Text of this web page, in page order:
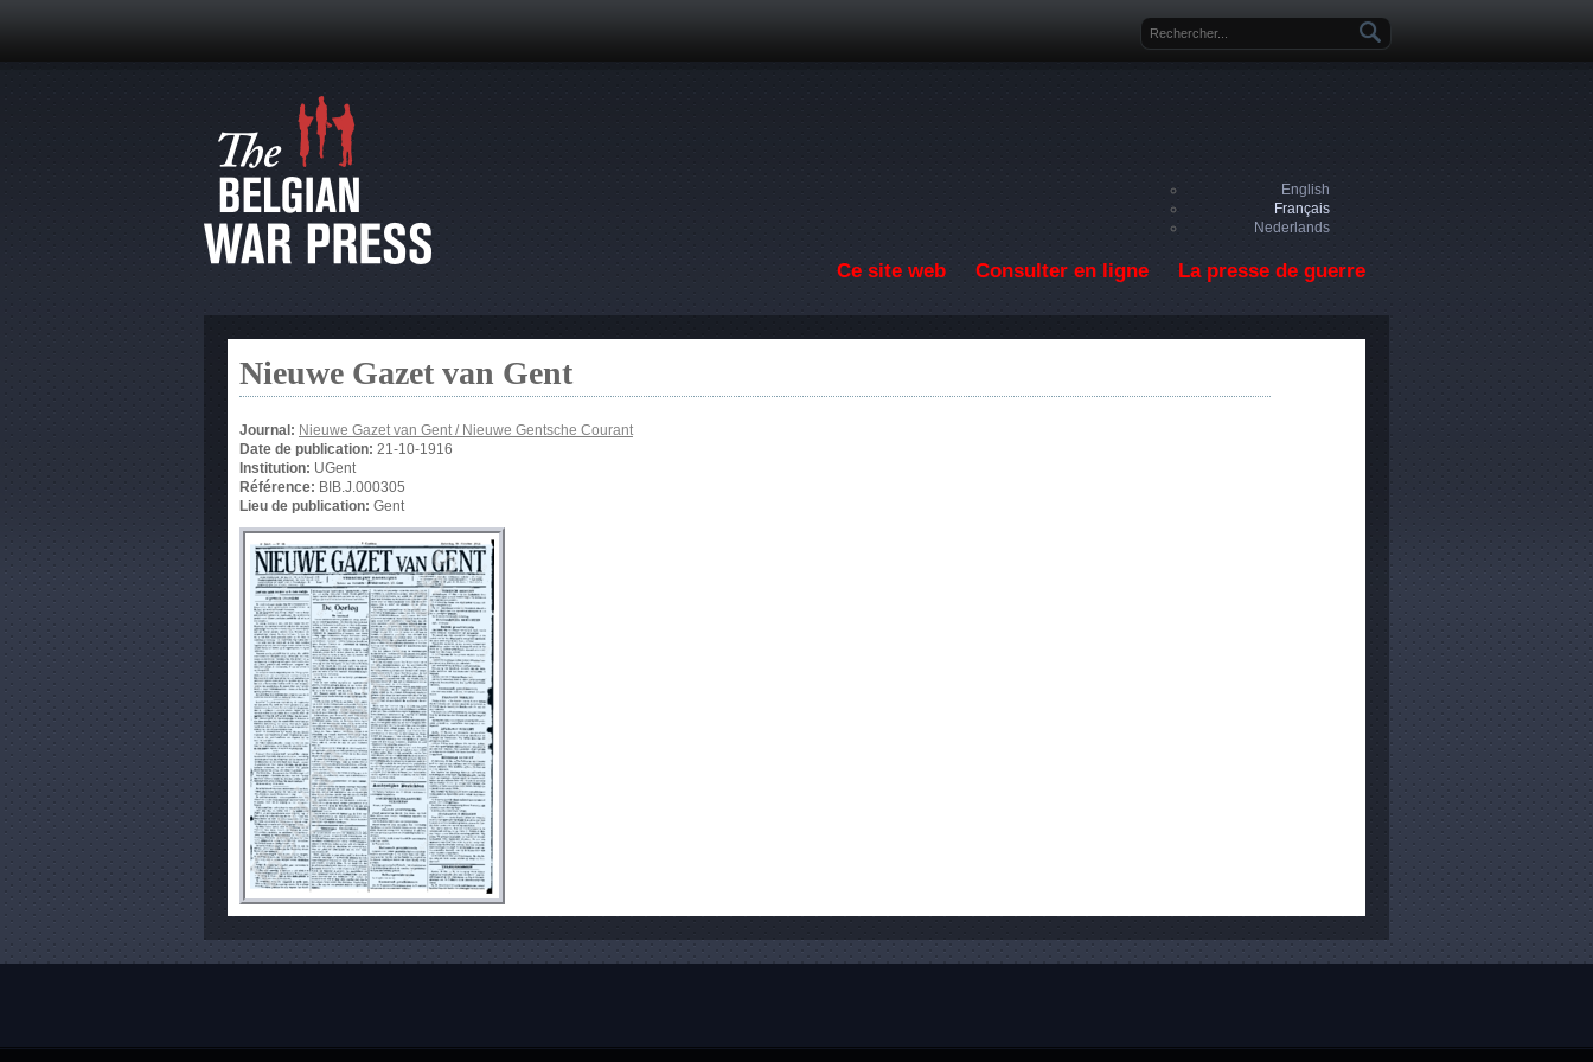
Formulaire de recherche
English
Français
Nederlands
Ce site web Consulter en ligne La presse de guerre
Nieuwe Gazet van Gent
Journal: Nieuwe Gazet van Gent / Nieuwe Gentsche Courant
Date de publication: 21-10-1916
Institution: UGent
Référence: BIB.J.000305
Lieu de publication: Gent